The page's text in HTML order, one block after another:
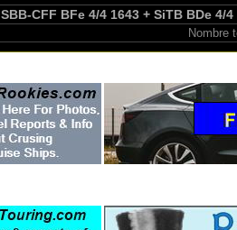
SBB-CFF BFe 4/4 1643 + SiTB BDe 4/
Nombre